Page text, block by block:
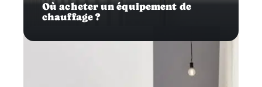
Où acheter un équipement de
chauffage ?